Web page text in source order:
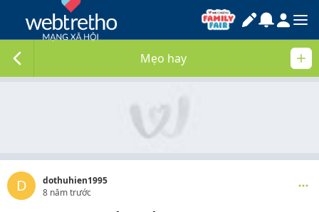
Mẹo hay
D
dothuhien1995
8 năm trước